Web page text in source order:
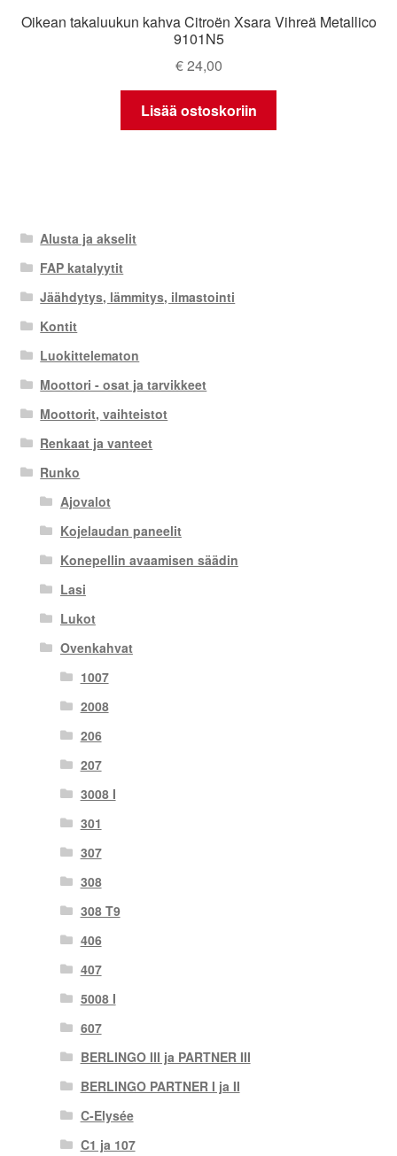
Oikean takaluukun kahva Citroën Xsara Vihreä Metallico
9101N5
€24,00
Lisää ostoskoriin
Alusta ja akselit
FAP katalyytit
Jäähdytys, lämmitys, ilmastointi
Kontit
Luokittelematon
Moottori - osat ja tarvikkeet
Moottorit, vaihteistot
Renkaat ja vanteet
Runko
Ajovalot
Kojelaudan paneelit
Konepellin avaamisen säädin
Lasi
Lukot
Ovenkahvat
1007
2008
206
207
3008 I
301
307
308
308 T9
406
407
5008 I
607
BERLINGO III ja PARTNER III
BERLINGO PARTNER I ja II
C-Elysée
C1 ja 107